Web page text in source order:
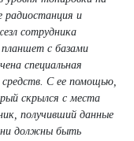
радиостанция и
сотрудника
планшет с базами
специальная
С ее помощью,
скрылся с места
получивший данные
должны быть